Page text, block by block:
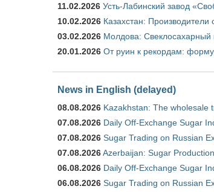
11.02.2026 Усть-Лабинский завод
10.02.2026 Казахстан:
03.02.2026 Молдова: Свеклосахарный
20.01.2026 От руин к рекордам:
News in English (delayed)
08.08.2026 Kazakhstan: The wholesale
07.08.2026 Daily Off-Exchange Sugar
07.08.2026 Sugar Trading on Russian
07.08.2026Azerbaijan: Sugar
06.08.2026 Daily Off-Exchange Sugar
06.08.2026 Sugar Trading on Russian